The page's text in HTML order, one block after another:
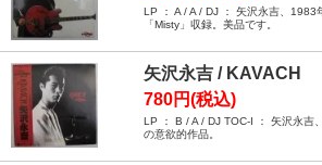
LP ： A / A / DJ ： 矢沢永吉、1983
「Misty」収録。美品です。
矢沢永吉 / KAVACH
780円(税込)
LP ： B / A / DJ TOC-I ： 矢沢永吉
の意欲的作品。